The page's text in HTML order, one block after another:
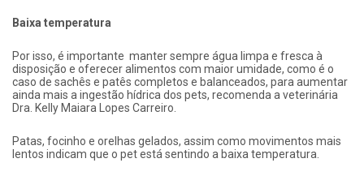
Baixa temperatura
Por isso, é importante manter sempre água limpa e fresca à
disposição e oferecer alimentos com maior umidade, como é o
caso de sachês e patês completos e balanceados, para aumentar
ainda mais a ingestão hídrica dos pets, recomenda a veterinária
Dra. Kelly Maiara Lopes Carreiro.
Patas, focinho e orelhas gelados, assim como movimentos mais
lentos indicam que o pet está sentindo a baixa temperatura.